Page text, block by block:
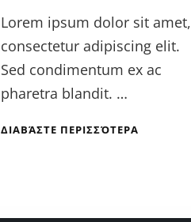
Lorem ipsum dolor sit amet,
consectetur adipiscing elit.
Sed condimentum ex ac
pharetra blandit. …
ΔΙΑΒΆΣΤΕ ΠΕΡΙΣΣΌΤΕΡΑ